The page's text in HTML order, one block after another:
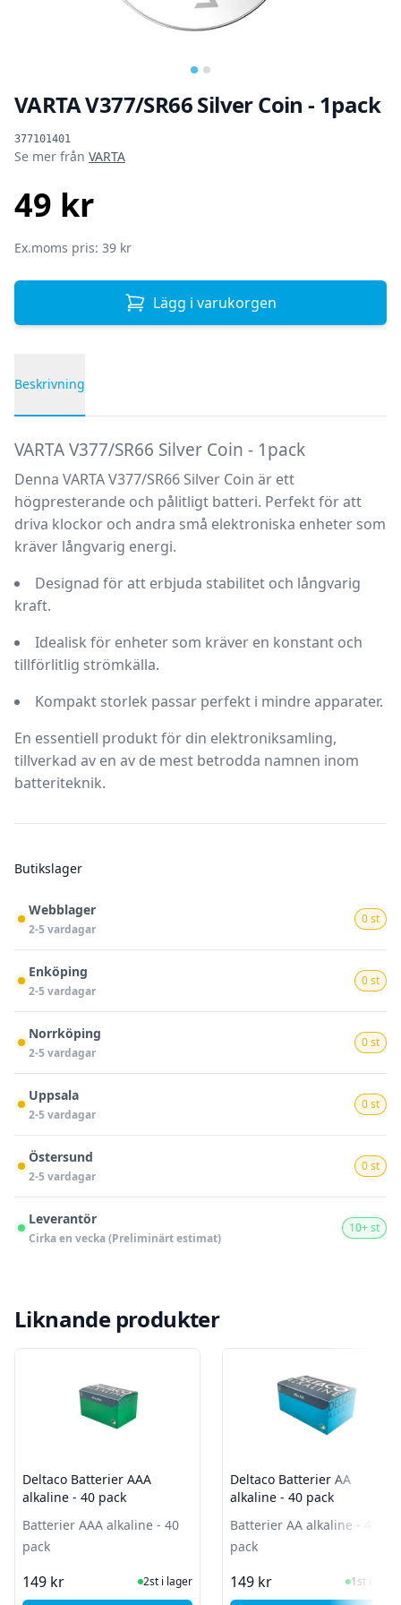
VARTA V377/SR66 Silver Coin - 1pack
377101401
Produktinformation
Se mer från VARTA
49 kr
Ex.moms pris: 39 kr
Lägg i varukorgen
Beskrivning
VARTA V377/SR66 Silver Coin - 1pack
Denna VARTA V377/SR66 Silver Coin är ett
högpresterande och pålitligt batteri. Perfekt för att
driva klockor och andra små elektroniska enheter som
kräver långvarig energi.
Designad för att erbjuda stabilitet och långvarig
kraft.
Idealisk för enheter som kräver en konstant och
tillförlitlig strömkälla.
Kompakt storlek passar perfekt i mindre apparater.
En essentiell produkt för din elektroniksamling,
tillverkad av en av de mest betrodda namnen inom
batteriteknik.
Butikslager
Webblager
2-5 vardagar
0 st
Enköping
2-5 vardagar
0 st
Norrköping
2-5 vardagar
0 st
Uppsala
2-5 vardagar
0 st
Östersund
2-5 vardagar
0 st
Leverantör
Cirka en vecka (Preliminärt estimat)
10+ st
Liknande produkter
Deltaco Batterier AAA
alkaline - 40 pack
Batterier AAA alkaline - 40
pack
149 kr I Lager
2st i lager
Deltaco Batterier AA
alkaline - 40 pack
Batterier AA alkaline - 40
pack
149 kr I Lager
1st i lager